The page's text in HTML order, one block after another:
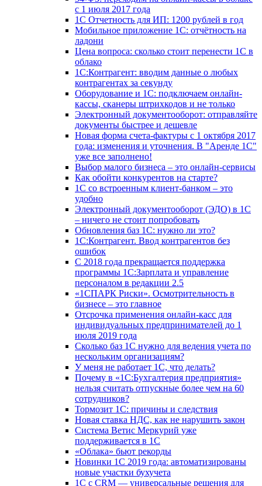
с 1 июля 2017 года
1С Отчетность для ИП: 1200 рублей в год
Мобильное приложение 1С: отчётность на
ладони
Цена вопроса: сколько стоит перенести 1С в
облако
1С:Контрагент: вводим данные о любых
контрагентах за секунду
Оборудование и 1С: подключаем онлайн-
кассы, сканеры штрихкодов и не только
Электронный документооборот: отправляйте
документы быстрее и дешевле
Новая форма счета-фактуры с 1 октября 2017
года: изменения и уточнения. В "Аренде 1С"
уже все заполнено!
Выбор малого бизнеса – это онлайн-сервисы
Как обойти конкурентов на старте?
1C со встроенным клиент-банком – это
удобно
Электронный документооборот (ЭДО) в 1С
– ничего не стоит попробовать
Обновления баз 1С: нужно ли это?
1С:Контрагент. Ввод контрагентов без
ошибок
С 2018 года прекращается поддержка
программы 1С:Зарплата и управление
персоналом в редакции 2.5
«1СПАРК Риски». Осмотрительность в
бизнесе – это главное
Отсрочка применения онлайн-касс для
индивидуальных предпринимателей до 1
июля 2019 года
Сколько баз 1C нужно для ведения учета по
нескольким организациям?
У меня не работает 1С, что делать?
Почему в «1С:Бухгалтерия предприятия»
нельзя считать отпускные более чем на 60
сотрудников?
Тормозит 1C: причины и следствия
Новая ставка НДС, как не нарушить закон
Система Ветис Меркурий уже
поддерживается в 1С
«Облака» бьют рекорды
Новинки 1С 2019 года: автоматизированы
новые участки бухучета
1С с CRM — универсальные решения для